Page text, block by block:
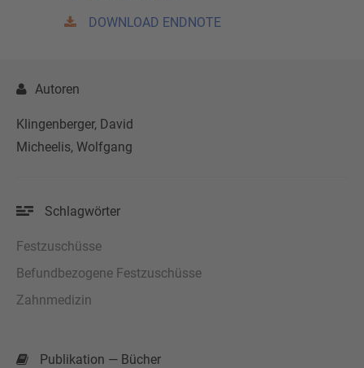
DOWNLOAD ENDNOTE
Autoren
Klingenberger, David
Micheelis, Wolfgang
Schlagwörter
Festzuschüsse
Befundbezogene Festzuschüsse
Zahnmedizin
Publikation — Bücher